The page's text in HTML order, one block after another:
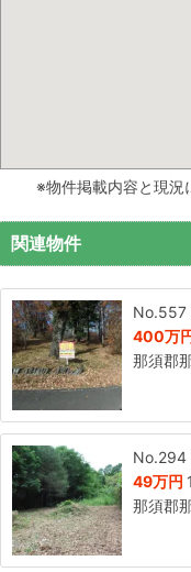
※物件掲載内容と現況
関連物件
No.557
400万
那須郡
No.294
49万円
那須郡